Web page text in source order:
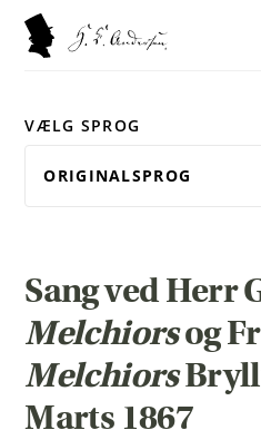
VÆLG SPROG
Sang ved Herr
Melchiorsog
Melchiors
Marts 1867